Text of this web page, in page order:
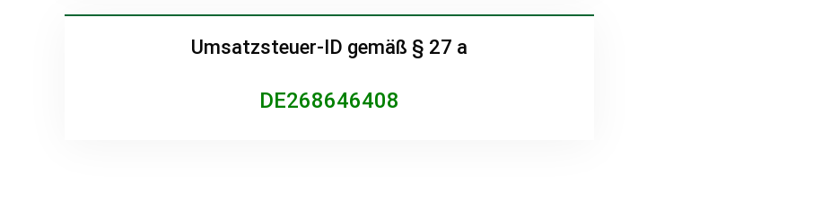
Umsatzsteuer-ID gemäß § 27 a
DE268646408